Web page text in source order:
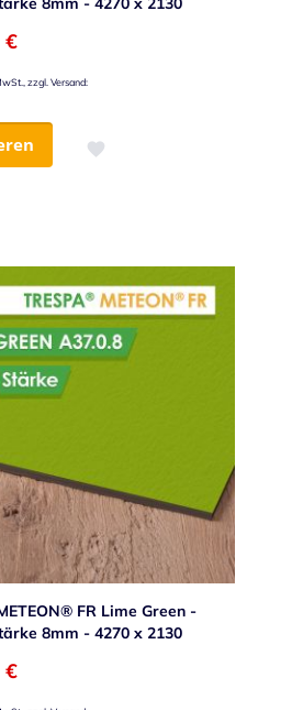
€
Zur Wunschliste hinzufügen
FR Lime Green -
8mm - 4270 x 2130
€